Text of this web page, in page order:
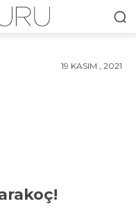
19 KASIM , 2021